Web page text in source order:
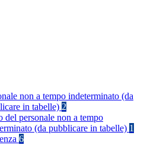
non a tempo indeterminato (da
in tabelle) 2
del personale non a tempo
(da pubblicare in tabelle) 1
6